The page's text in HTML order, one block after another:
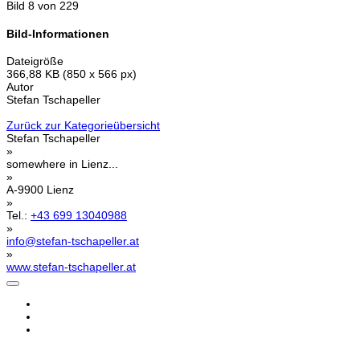
Bild 8 von 229
Bild-Informationen
Dateigröße
366,88 KB (850 x 566 px)
Autor
Stefan Tschapeller
Zurück zur Kategorieübersicht
Stefan Tschapeller
»
somewhere in Lienz...
»
A-9900 Lienz
»
Tel.: +43 699 13040988
»
info@stefan-tschapeller.at
»
www.stefan-tschapeller.at